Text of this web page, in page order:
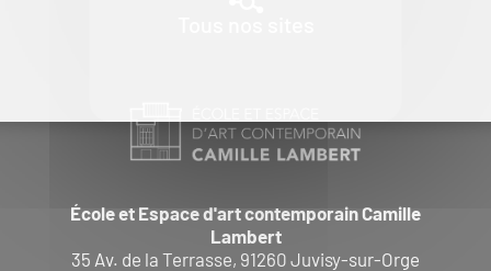
École et Espace d'art contemporain Camille
Lambert
35 Av. de la Terrasse, 91260 Juvisy-sur-Orge